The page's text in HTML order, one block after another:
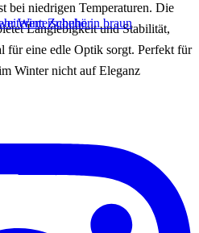
bei niedrigen Temperaturen. Die
Langlebigkeit und Stabilität,
für eine edle Optik sorgt. Perfekt für
Winter nicht auf Eleganz
Zubehör
Winterschuhe in braun